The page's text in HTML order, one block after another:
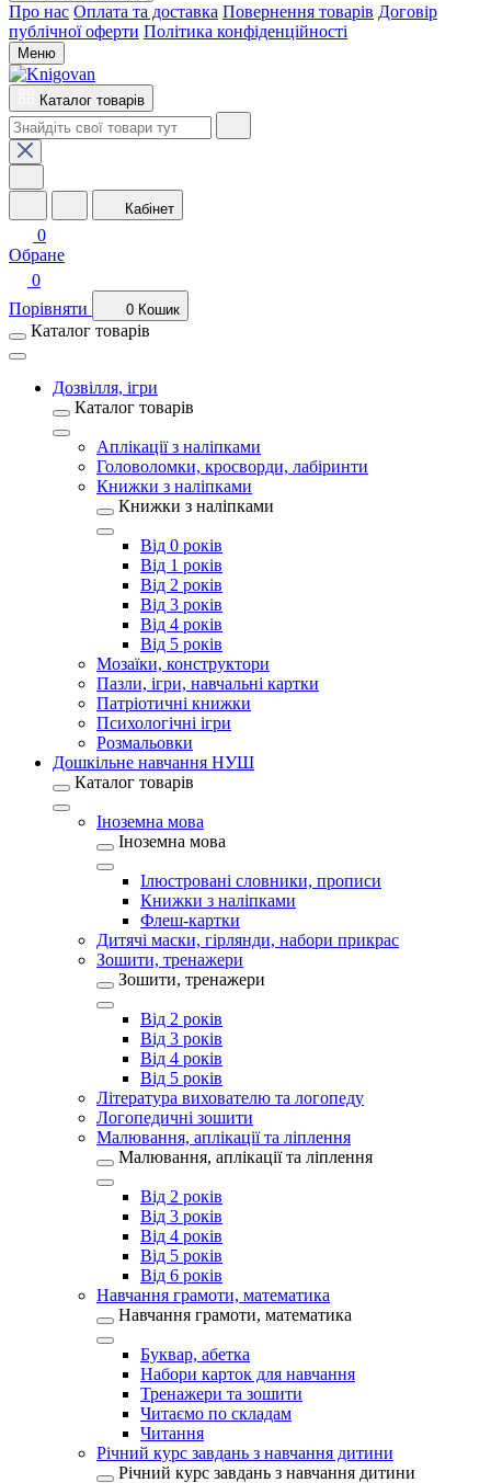
Про нас Оплата та доставка Повернення товарів Договір
публічної оферти Політика конфіденційності
Меню
Каталог товарів
Кабінет
0
Обране
0
Порівняти
0 Кошик
Каталог товарів
Дозвілля, ігри
Каталог товарів
Аплікації з наліпками
Головоломки, кросворди, лабіринти
Книжки з наліпками
Книжки з наліпками
Від 0 років
Від 1 років
Від 2 років
Від 3 років
Від 4 років
Від 5 років
Мозаїки, конструктори
Пазли, ігри, навчальні картки
Патріотичні книжки
Психологічні ігри
Розмальовки
Дошкільне навчання НУШ
Каталог товарів
Іноземна мова
Іноземна мова
Ілюстровані словники, прописи
Книжки з наліпками
Флеш-картки
Дитячі маски, гірлянди, набори прикрас
Зошити, тренажери
Зошити, тренажери
Від 2 років
Від 3 років
Від 4 років
Від 5 років
Література вихователю та логопеду
Логопедичні зошити
Малювання, аплікації та ліплення
Малювання, аплікації та ліплення
Від 2 років
Від 3 років
Від 4 років
Від 5 років
Від 6 років
Навчання грамоти, математика
Навчання грамоти, математика
Буквар, абетка
Набори карток для навчання
Тренажери та зошити
Читаємо по складам
Читання
Річний курс завдань з навчання дитини
Річний курс завдань з навчання дитини